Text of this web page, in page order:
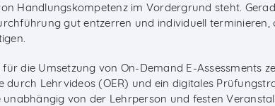
Handlungskompetenz im Vordergrund steht.
gut entzerren und individuell terminieren,
für die Umsetzung von On-Demand E-Assessments
durch Lehrvideos (OER) und ein digitales
unabhängig von der Lehrperson und festen